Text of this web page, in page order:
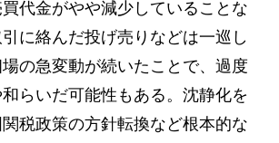
代金がやや減少していることな
に絡んだ投げ売りなどは一巡し
の急変動が続いたことで、過度
らいだ可能性もある。沈静化を
税政策の方針転換など根本的な